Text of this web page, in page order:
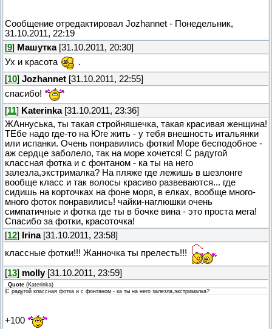
Сообщение отредактировал Jozhannet - Понедельник,
31.10.2011, 22:19
[9] Машутка[31.10.2011, 20:30]
Ух и красота
.
[10] Jozhannet [31.10.2011, 22:55]
спасибо!
[11] Katerinka[31.10.2011, 23:36]
ЖАннуська, ты такая стройняшечка, такая красивая женщина!
ТЕбе надо где-то на Юге жить - у тебя внешность итальянки
или испанки. Очень понравились фотки! Море бесподобное -
аж сердце заболело, так на море хочется! С радугой
классная фотка и с фонтаном - ка ты на него
залезла,экстрималка? На пляже где лежишь в шезлонге
вообще класс и так волосы красиво развеваются... где
сидишь на корточках на фоне моря, в елках, вообще много-
много фоток понравились! чайки-наглюшки очень
симпатичные и фотка где ты в бочке вина - это проста мега!
Спасибо за фотки, красоточка!
[12] Irina[31.10.2011, 23:58]
классные фотки!!! Жанночка ты прелесть!!!
[13] molly [31.10.2011, 23:59]
Quote (Katerinka)
С радугой классная фотка и с фонтаном - ка ты на него залезла,экстрималка?
+100